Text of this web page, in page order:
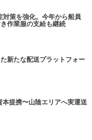
策を強化。今年から船員
作業服の支給も継続
新たな配送プラットフォー
提携〜山陰エリアへ実運送